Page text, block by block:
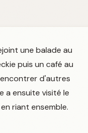
une balade au
puis un café au
d'autres
a ensuite visité le
riant ensemble.